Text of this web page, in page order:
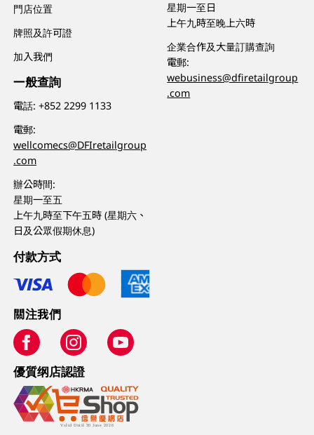
門店位置
牌照及許可證
加入我們
一般查詢
電話:+852 2299 1133
電郵:
wellcomecs@DFIretailgroup
.com
辦公時間:
星期一至五
上午九時至下午五時 (星期六、
日及公眾假期休息)
星期一至日
上午九時至晚上六時
企業合作及大量訂購查詢
電郵:
webusiness@dfiretailgroup
.com
付款方式
關注我們
優質纲店認證